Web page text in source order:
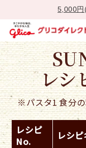
ス
キ
ッ
プ
す
る
5,000円
レシ
※パスタ1 食分
レシピ
No.
レシピ